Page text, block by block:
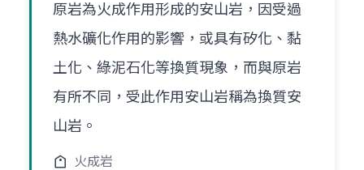
原岩為火成作用形成的安山岩，因受過
熱水礦化作用的影響，或具有矽化、黏
土化、綠泥石化等換質現象，而與原岩
有所不同，受此作用安山岩稱為換質安
山岩。
火成岩